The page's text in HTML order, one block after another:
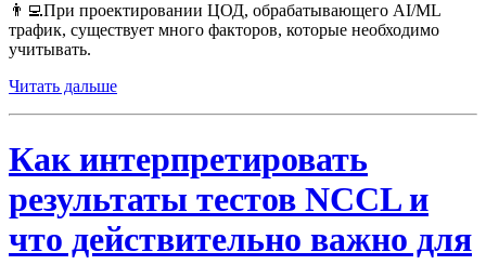
👨‍💻При проектировании ЦОД, обрабатывающего AI/ML
трафик, существует много факторов, которые необходимо
учитывать.
Читать дальше
Как интерпретировать
результаты тестов NCCL и
что действительно важно для